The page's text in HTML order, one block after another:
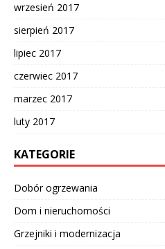
wrzesień 2017
sierpień 2017
lipiec 2017
czerwiec 2017
marzec 2017
luty 2017
KATEGORIE
Dobór ogrzewania
Dom i nieruchomości
Grzejniki i modernizacja